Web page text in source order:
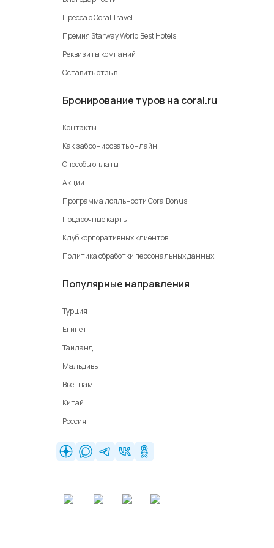
Пресса о Coral Travel
Премия Starway World Best Hotels
Реквизиты компаний
Оставить отзыв
Бронирование туров на coral.ru
Контакты
Как забронировать онлайн
Способы оплаты
Акции
Программа лояльности CoralBonus
Подарочные карты
Клуб корпоративных клиентов
Политика обработки персональных данных
Популярные направления
Турция
Египет
Таиланд
Мальдивы
Вьетнам
Китай
Россия